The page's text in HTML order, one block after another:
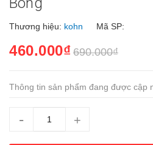
Thương hiệu: kohn Mã SP:
460.000₫ 690.000₫
Thông tin sản phẩm đang được cập
- +